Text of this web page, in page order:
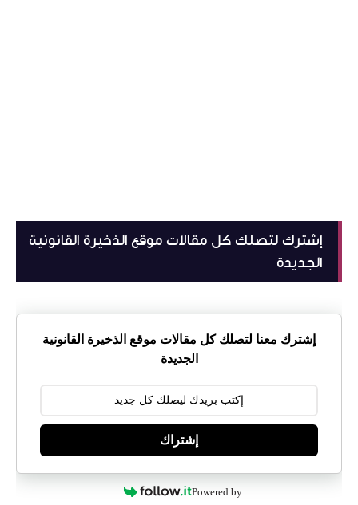
إشترك لتصلك كل مقالات موقع الذخيرة القانونية
الجديدة
إشترك معنا لتصلك كل مقالات موقع الذخيرة القانونية
الجديدة
إشتراك
Powered by